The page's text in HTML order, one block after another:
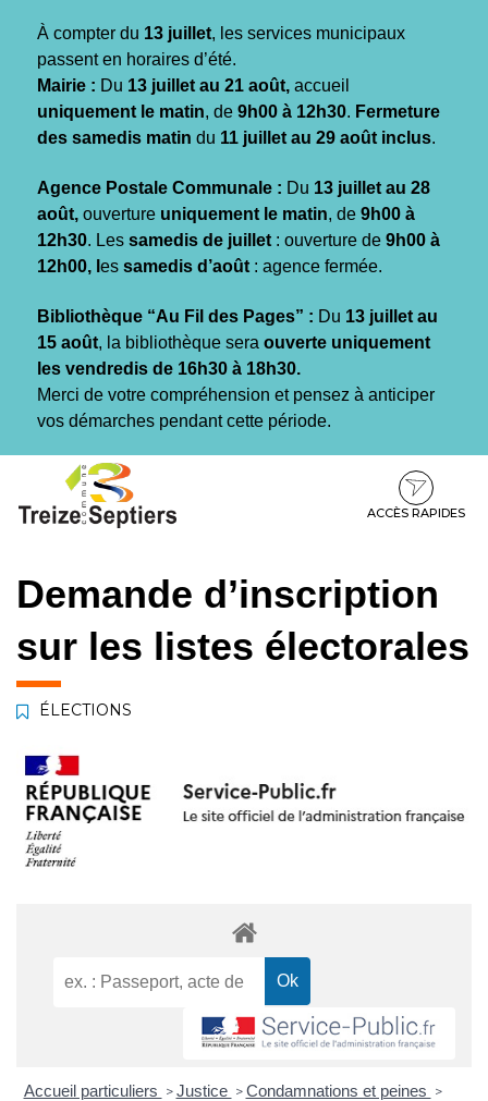
À compter du 13 juillet, les services municipaux
passent en horaires d’été.
Mairie : Du 13 juillet au 21 août, accueil
uniquement le matin, de 9h00 à 12h30. Fermeture
des samedis matin du 11 juillet au 29 août inclus.
Agence Postale Communale : Du 13 juillet au 28
août, ouverture uniquement le matin, de 9h00 à
12h30. Les samedis de juillet : ouverture de 9h00 à
12h00, l es samedis d’août : agence fermée.
Bibliothèque “Au Fil des Pages” : Du 13 juillet au
15 août, la bibliothèque sera ouverte uniquement
les vendredis de 16h30 à 18h30.
Merci de votre compréhension et pensez à anticiper
vos démarches pendant cette période.
contenu
pied
ACCÈS RAPIDES
Demande d’inscription
sur les listes électorales
ÉLECTIONS
Accueil particuliers > Justice > Condamnations et peines >